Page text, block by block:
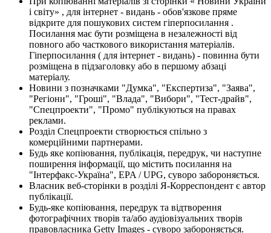
і світу» , для інтернет - видань - обов'язкове пряме
відкрите для пошукових систем гіперпосилання .
Посилання має бути розміщена в незалежності від
повного або часткового використання матеріалів.
Гіперпосилання ( для інтернет - видань) - повинна бути
розміщена в підзаголовку або в першому абзаці
матеріалу.
Новини з позначками "Думка", "Експертиза", "Заява",
"Регіони", "Гроші", "Влада", "Вибори", "Тест-драйв",
"Спецпроекти", "Промо" публікуються на правах
реклами.
Розділ Спецпроекти створюється спільно з
комерційними партнерами.
Будь яке копіювання, публікація, передрук, чи наступне
поширення інформації, що містить посилання на
"Інтерфакс-Україна", EPA / UPG, суворо забороняється.
Власник веб-сторінки в розділі Я-Корреспондент є автор
публікації.
Будь-яке копіювання, передрук та відтворення
фотографічних творів та/або аудіовізуальних творів
правовласника Getty Images - суворо забороняється.